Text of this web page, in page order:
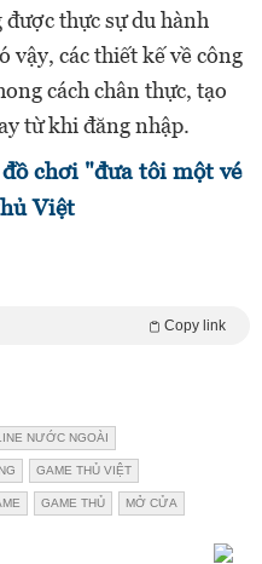
thực sự du hành
vậy, các thiết kế về công
cách chân thực, tạo
từ khi đăng nhập.
chơi "đưa tôi một vé
Việt
Copy link
NƯỚC NGOÀI
GAME THỦ VIỆT
GAME THỦ MỞ CỬA